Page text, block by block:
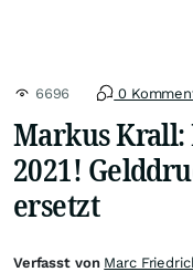
6696 0
Markus Krall:
2021!
ersetzt
Verfasst von Marc